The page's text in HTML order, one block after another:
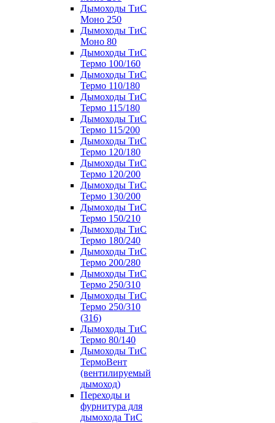
Дымоходы ТиС
Моно 250
Дымоходы ТиС
Моно 80
Дымоходы ТиС
Термо 100/160
Дымоходы ТиС
Термо 110/180
Дымоходы ТиС
Термо 115/180
Дымоходы ТиС
Термо 115/200
Дымоходы ТиС
Термо 120/180
Дымоходы ТиС
Термо 120/200
Дымоходы ТиС
Термо 130/200
Дымоходы ТиС
Термо 150/210
Дымоходы ТиС
Термо 180/240
Дымоходы ТиС
Термо 200/280
Дымоходы ТиС
Термо 250/310
Дымоходы ТиС
Термо 250/310
(316)
Дымоходы ТиС
Термо 80/140
Дымоходы ТиС
ТермоВент
(вентилируемый
дымоход)
Переходы и
фурнитура для
дымохода ТиС